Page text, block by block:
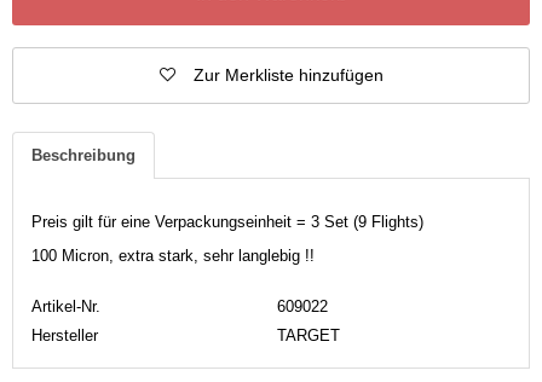
Zur Merkliste hinzufügen
Beschreibung
Preis gilt für eine Verpackungseinheit = 3 Set (9 Flights)
100 Micron, extra stark, sehr langlebig !!
Artikel-Nr.
609022
Hersteller
TARGET